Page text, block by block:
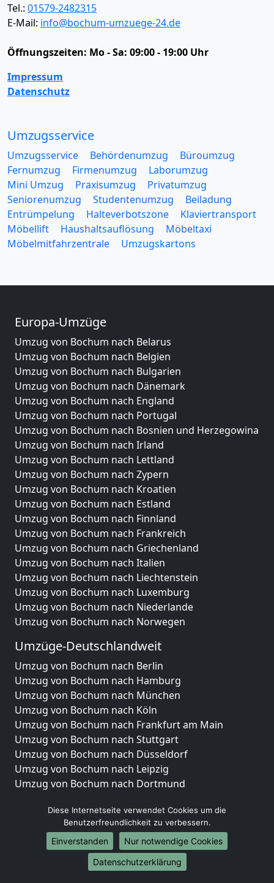
Tel.: 01579-2482315
E-Mail: info@bochum-umzuege-24.de
Öffnungszeiten: Mo - Sa: 09:00 - 19:00 Uhr
Impressum
Datenschutz
Umzugsservice
Umzugsservice Behördenumzug
Büroumzug
Fernumzug
Firmenumzug
Laborumzug
Mini Umzug
Praxisumzug
Privatumzug
Seniorenumzug
Studentenumzug
Beiladung
Entrümpelung
Halteverbotszone
Klaviertransport
Möbellift
Haushaltsauflösung
Möbeltaxi
Möbelmitfahrzentrale
Umzugskartons
Europa-Umzüge
Umzug von Bochum nach Belarus
Umzug von Bochum nach Belgien
Umzug von Bochum nach Bulgarien
Umzug von Bochum nach Dänemark
Umzug von Bochum nach England
Umzug von Bochum nach Portugal
Umzug von Bochum nach Bosnien und Herzegowina
Umzug von Bochum nach Irland
Umzug von Bochum nach Lettland
Umzug von Bochum nach Zypern
Umzug von Bochum nach Kroatien
Umzug von Bochum nach Estland
Umzug von Bochum nach Finnland
Umzug von Bochum nach Frankreich
Umzug von Bochum nach Griechenland
Umzug von Bochum nach Italien
Umzug von Bochum nach Liechtenstein
Umzug von Bochum nach Luxemburg
Umzug von Bochum nach Niederlande
Umzug von Bochum nach Norwegen
Umzüge-Deutschlandweit
Umzug von Bochum nach Berlin
Umzug von Bochum nach Hamburg
Umzug von Bochum nach München
Umzug von Bochum nach Köln
Umzug von Bochum nach Frankfurt am Main
Umzug von Bochum nach Stuttgart
Umzug von Bochum nach Düsseldorf
Umzug von Bochum nach Leipzig
Umzug von Bochum nach Dortmund
Umzug von Bochum nach Bremen
Umzug von Bochum nach Dresden
Umzug von Bochum nach Hannover
Umzug von Bochum nach Nürnberg
Umzug von Bochum nach Duisburg
Diese Internetseite verwendet Cookies um die
Benutzerfreundlichkeit zu verbessern.
Einverstanden
Nur notwendige Cookies
Datenschutzerklärung